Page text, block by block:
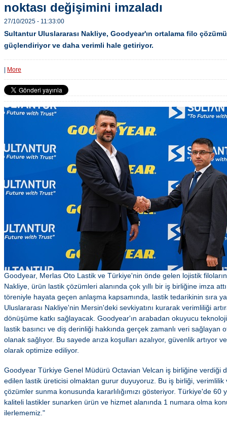
noktası değişimini imzaladı
27/10/2025 - 11:33:00
Sultantur Uluslararası Nakliye, Goodyear'ın ortalama filo
güçlendiriyor ve daha verimli hale getiriyor.
More
Goodyear, Merlas Oto Lastik ve Türkiye'nin önde gelen lojistik
Nakliye, ürün lastik çözümleri alanında çok yıllı bir iş birliğine imza
töreniyle hayata geçen anlaşma kapsamında, lastik tedarikinin sıra
Uluslararası Nakliye'nin Mersin'deki sevkiyatını kurarak verimliliği
dönüşüme katkı sağlayacak. Goodyear'ın arabadan okuyucu
lastik basıncı ve diş derinliği hakkında gerçek zamanlı veri sağlayan
olanak sağlıyor. Bu sayede arıza koşulları azalıyor, güvenlik artıyor
olarak optimize ediliyor.
Goodyear Türkiye Genel Müdürü Octavian Velcan iş birliğine verdiği
edilen lastik üreticisi olmaktan gurur duyuyoruz. Bu iş birliği,
çözümler sunma konusunda kararlılığımızı gösteriyor. Türkiye'de 60
kaliteli lastikler sunarken ürün ve hizmet alanında 1 numara olma
ilerlememiz."